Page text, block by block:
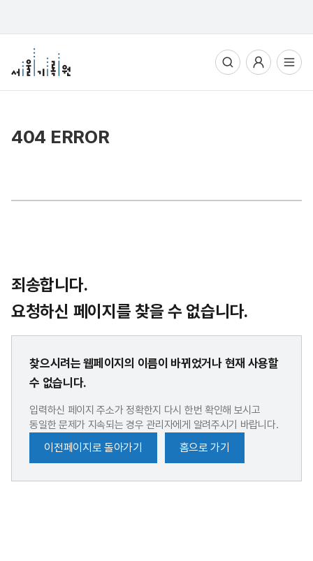
전체메뉴열기
404 ERROR
죄송합니다.
요청하신 페이지를 찾을 수 없습니다.
찾으시려는 웹페이지의 이름이 바뀌었거나 현재 사용할
수 없습니다.
입력하신 페이지 주소가 정확한지 다시 한번 확인해 보시고
동일한 문제가 지속되는 경우 관리자에게 알려주시기 바랍니다.
이전페이지로 돌아가기 홈으로 가기